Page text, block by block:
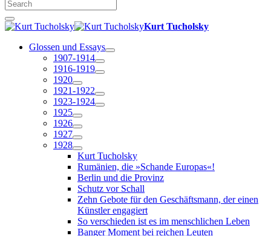
Kurt Tucholsky
Glossen und Essays
1907-1914
1916-1919
1920
1921-1922
1923-1924
1925
1926
1927
1928
Kurt Tucholsky
Rumänien, die »Schande Europas«!
Berlin und die Provinz
Schutz vor Schall
Zehn Gebote für den Geschäftsmann, der einen
Künstler engagiert
So verschieden ist es im menschlichen Leben
Banger Moment bei reichen Leuten